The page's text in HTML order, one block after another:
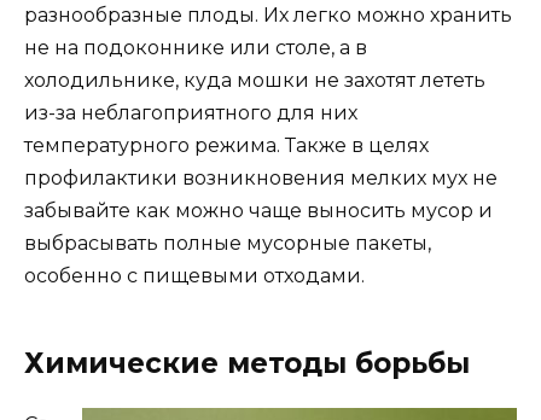
разнообразные плоды. Их легко можно хранить
не на подоконнике или столе, а в
холодильнике, куда мошки не захотят лететь
из-за неблагоприятного для них
температурного режима. Также в целях
профилактики возникновения мелких мух не
забывайте как можно чаще выносить мусор и
выбрасывать полные мусорные пакеты,
особенно с пищевыми отходами.
Химические методы борьбы